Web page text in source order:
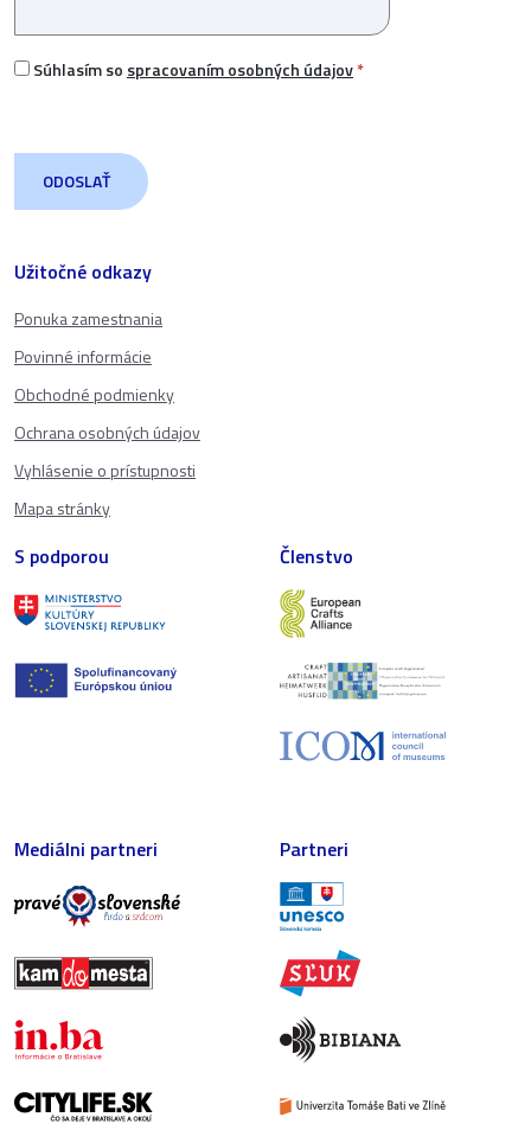
Užitočné odkazy
Ponuka zamestnania
Povinné informácie
Obchodné podmienky
Ochrana osobných údajov
Vyhlásenie o prístupnosti
Mapa stránky
Súhlasím so spracovaním osobných údajov*
S podporou Členstvo
Mediálni partneri Partneri